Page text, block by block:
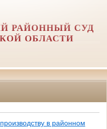
РАЙОННЫЙ СУД
ОБЛАСТИ
в районном